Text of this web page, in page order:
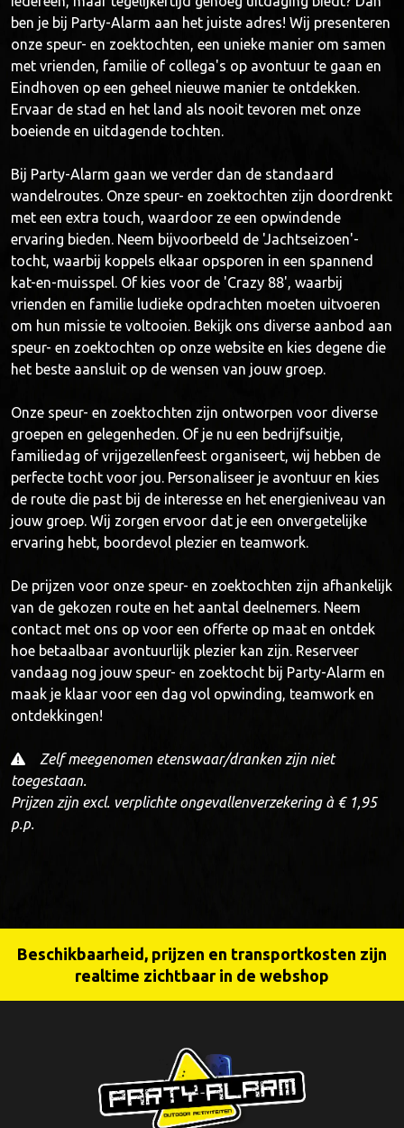
ben je bij Party-Alarm aan het juiste adres! Wij presenteren
onze speur- en zoektochten, een unieke manier om samen
met vrienden, familie of collega's op avontuur te gaan en
Eindhoven op een geheel nieuwe manier te ontdekken.
Ervaar de stad en het land als nooit tevoren met onze
boeiende en uitdagende tochten.
Bij Party-Alarm gaan we verder dan de standaard
wandelroutes. Onze speur- en zoektochten zijn doordrenkt
met een extra touch, waardoor ze een opwindende
ervaring bieden. Neem bijvoorbeeld de 'Jachtseizoen'-
tocht, waarbij koppels elkaar opsporen in een spannend
kat-en-muisspel. Of kies voor de 'Crazy 88', waarbij
vrienden en familie ludieke opdrachten moeten uitvoeren
om hun missie te voltooien. Bekijk ons diverse aanbod aan
speur- en zoektochten op onze website en kies degene die
het beste aansluit op de wensen van jouw groep.
Onze speur- en zoektochten zijn ontworpen voor diverse
groepen en gelegenheden. Of je nu een bedrijfsuitje,
familiedag of vrijgezellenfeest organiseert, wij hebben de
perfecte tocht voor jou. Personaliseer je avontuur en kies
de route die past bij de interesse en het energieniveau van
jouw groep. Wij zorgen ervoor dat je een onvergetelijke
ervaring hebt, boordevol plezier en teamwork.
De prijzen voor onze speur- en zoektochten zijn afhankelijk
van de gekozen route en het aantal deelnemers. Neem
contact met ons op voor een offerte op maat en ontdek
hoe betaalbaar avontuurlijk plezier kan zijn. Reserveer
vandaag nog jouw speur- en zoektocht bij Party-Alarm en
maak je klaar voor een dag vol opwinding, teamwork en
ontdekkingen!
Zelf meegenomen etenswaar/dranken zijn niet
toegestaan.
Prijzen zijn excl. verplichte ongevallenverzekering à € 1,95
p.p.
Beschikbaarheid, prijzen en transportkosten zijn
realtime zichtbaar in de webshop